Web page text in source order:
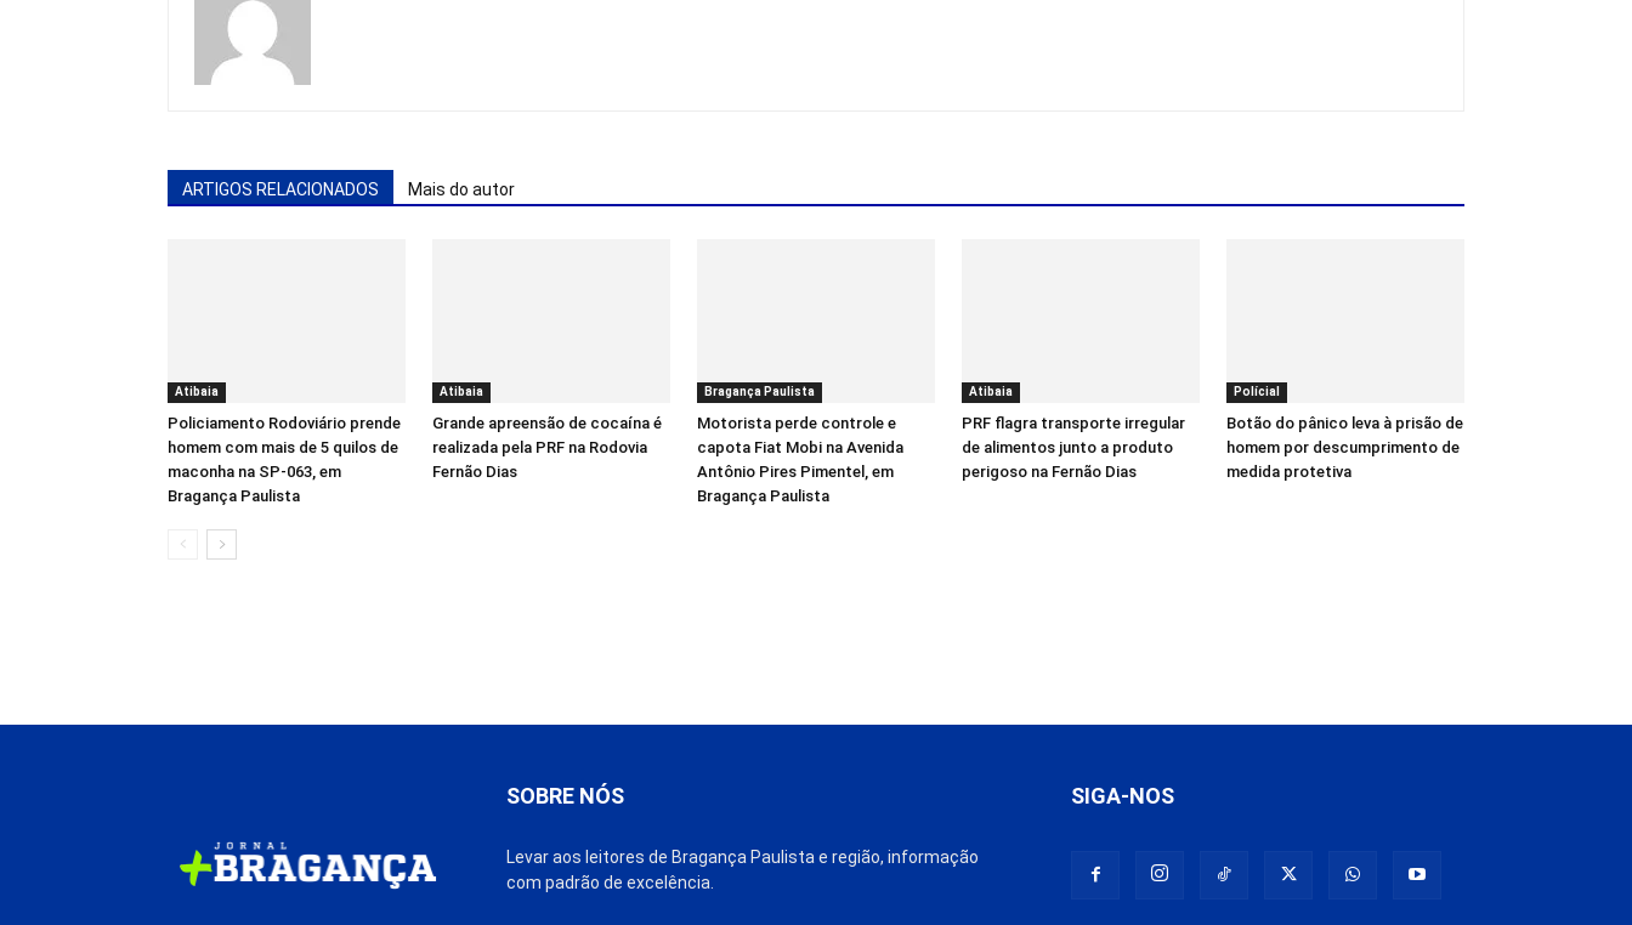
ARTIGOS RELACIONADOS Mais do autor
Atibaia
Policiamento Rodoviário prende
homem com mais de 5 quilos de
maconha na SP-063, em
Bragança Paulista
Atibaia
Grande apreensão de cocaína é
realizada pela PRF na Rodovia
Fernão Dias
Bragança Paulista
Motorista perde controle e
capota Fiat Mobi na Avenida
Antônio Pires Pimentel, em
Bragança Paulista
Atibaia
PRF flagra transporte irregular
de alimentos junto a produto
perigoso na Fernão Dias
Polícial
Botão do pânico leva à prisão de
homem por descumprimento de
medida protetiva
SOBRE NÓS
Levar aos leitores de Bragança Paulista e região, informação
com padrão de excelência.
SIGA-NOS